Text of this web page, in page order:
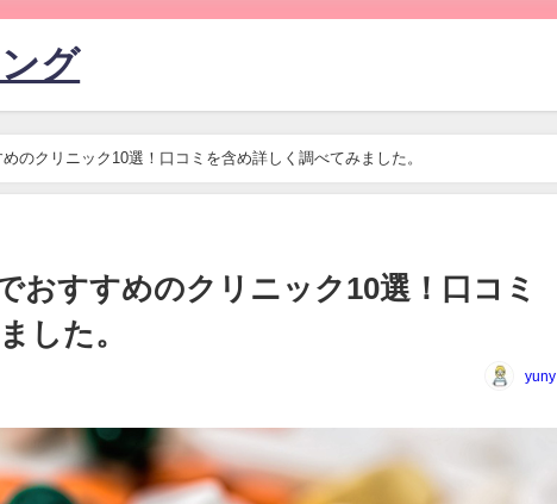
グ
のクリニック10選！口コミを含め詳しく調べてみました。
おすすめのクリニック10選！口コミ
した。
yuny